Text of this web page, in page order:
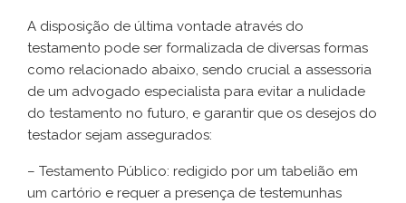
A disposição de última vontade através do
testamento pode ser formalizada de diversas formas
como relacionado abaixo, sendo crucial a assessoria
de um advogado especialista para evitar a nulidade
do testamento no futuro, e garantir que os desejos do
testador sejam assegurados:
– Testamento Público: redigido por um tabelião em
um cartório e requer a presença de testemunhas